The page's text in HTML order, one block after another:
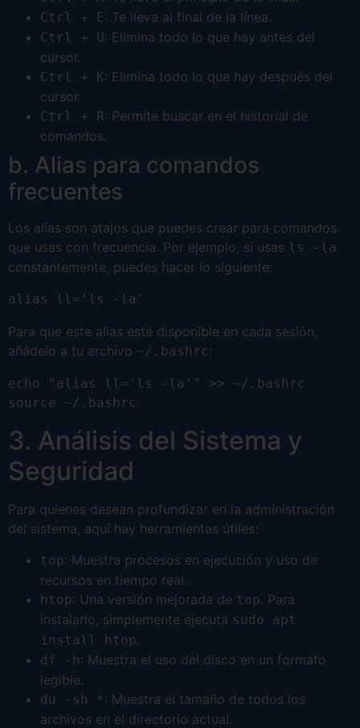
Ctrl + E: Te lleva al final de la línea.
Ctrl + U: Elimina todo lo que hay antes del
cursor.
Ctrl + K: Elimina todo lo que hay después del
cursor.
Ctrl + R: Permite buscar en el historial de
comandos.
b. Alias para comandos
frecuentes
Los alias son atajos que puedes crear para comandos
que usas con frecuencia. Por ejemplo, si usas ls -la
constantemente, puedes hacer lo siguiente:
alias ll='ls -la'
Para que este alias esté disponible en cada sesión,
añádelo a tu archivo ~/.bashrc :
echo "alias ll='ls -la'" >> ~/.bashrc
source ~/.bashrc
3. Análisis del Sistema y
Seguridad
Para quienes desean profundizar en la administración
del sistema, aquí hay herramientas útiles:
top: Muestra procesos en ejecución y uso de
recursos en tiempo real.
htop: Una versión mejorada de top. Para
instalarlo, simplemente ejecuta sudo apt
install htop.
df -h: Muestra el uso del disco en un formato
legible.
du -sh *: Muestra el tamaño de todos los
archivos en el directorio actual.